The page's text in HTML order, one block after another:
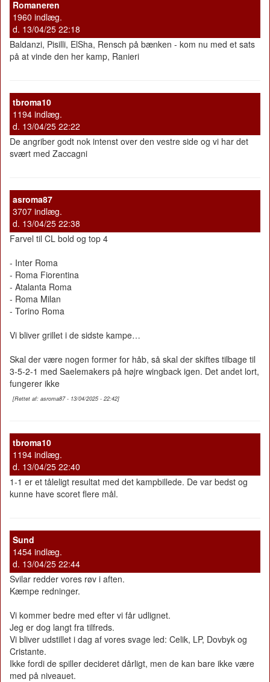
Romaneren
1960 indlæg.
d. 13/04/25 22:18
Baldanzi, Pisilli, ElSha, Rensch på bænken - kom nu med et sats
på at vinde den her kamp, Ranieri
tbroma10
1194 indlæg.
d. 13/04/25 22:22
De angriber godt nok intenst over den vestre side og vi har det
svært med Zaccagni
asroma87
3707 indlæg.
d. 13/04/25 22:38
Farvel til CL bold og top 4
- Inter Roma
- Roma Fiorentina
- Atalanta Roma
- Roma Milan
- Torino Roma
Vi bliver grillet i de sidste kampe…
Skal der være nogen former for håb, så skal der skiftes tilbage til
3-5-2-1 med Saelemakers på højre wingback igen. Det andet lort,
fungerer ikke
[Rettet af: asroma87 - 13/04/2025 - 22:42]
tbroma10
1194 indlæg.
d. 13/04/25 22:40
1-1 er et tåleligt resultat med det kampbillede. De var bedst og
kunne have scoret flere mål.
Sund
1454 indlæg.
d. 13/04/25 22:44
Svilar redder vores røv i aften.
Kæmpe redninger.
Vi kommer bedre med efter vi får udlignet.
Jeg er dog langt fra tilfreds.
Vi bliver udstillet i dag af vores svage led: Celik, LP, Dovbyk og
Cristante.
Ikke fordi de spiller decideret dårligt, men de kan bare ikke være
med på niveauet.